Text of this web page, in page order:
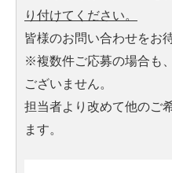
り付けてください。
皆様のお問い合わせをお
※複数件ご応募の場合も
ございません。
担当者より改めて他のご
ます。